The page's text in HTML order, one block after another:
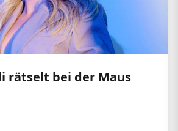
rätselt bei der Maus